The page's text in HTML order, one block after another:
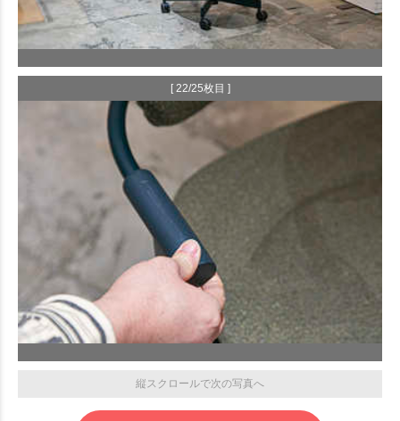
[ 22/25枚目 ]
縦スクロールで次の写真へ